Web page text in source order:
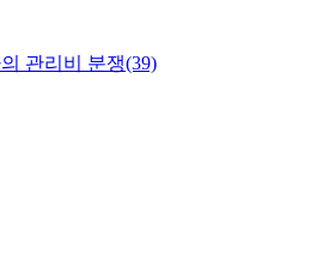
관리비 분쟁(39)